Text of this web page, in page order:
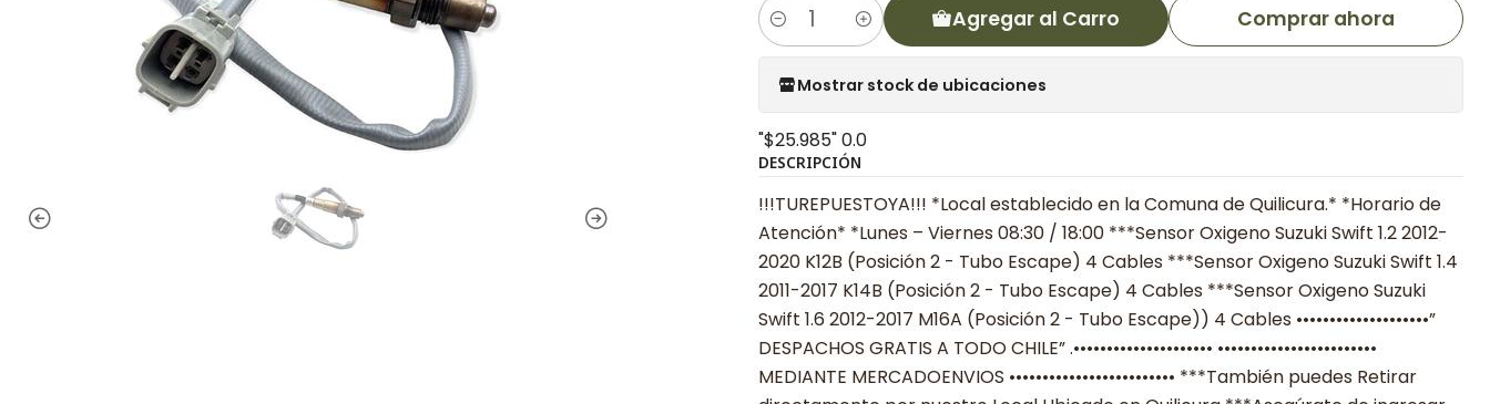
Cantidad Agregar al Carro Comprar ahora
Mostrar stock de ubicaciones
"$25.985"0.0
DESCRIPCIÓN
!!!TUREPUESTOYA!!! *Local establecido en la Comuna de Quilicura.* *Horario de
Atención* *Lunes – Viernes 08:30 / 18:00 ***Sensor Oxigeno Suzuki Swift 1.2 2012-
2020 K12B (Posición 2 - Tubo Escape) 4 Cables ***Sensor Oxigeno Suzuki Swift 1.4
2011-2017 K14B (Posición 2 - Tubo Escape) 4 Cables ***Sensor Oxigeno Suzuki
Swift 1.6 2012-2017 M16A (Posición 2 - Tubo Escape)) 4 Cables ••••••••••••••••••••”
DESPACHOS GRATIS A TODO CHILE” .••••••••••••••••••••• ••••••••••••••••••••••••
MEDIANTE MERCADOENVIOS ••••••••••••••••••••••••• ***También puedes Retirar